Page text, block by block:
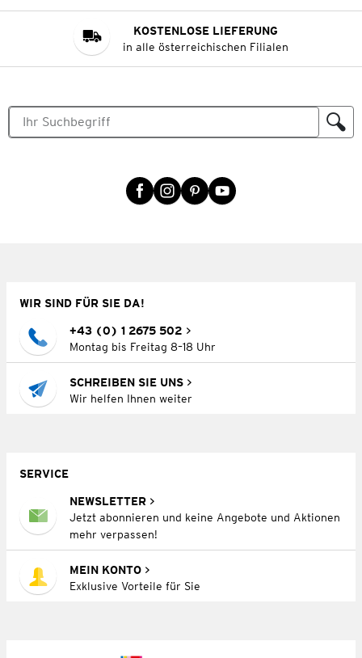
KOSTENLOSE LIEFERUNG
in alle österreichischen Filialen
WIR SIND FÜR SIE DA!
+43 (0) 1 2675 502
Montag bis Freitag 8–18 Uhr
SCHREIBEN SIE UNS
Wir helfen Ihnen weiter
SERVICE
NEWSLETTER
Jetzt abonnieren und keine Angebote und Aktionen
mehr verpassen!
MEIN KONTO
Exklusive Vorteile für Sie